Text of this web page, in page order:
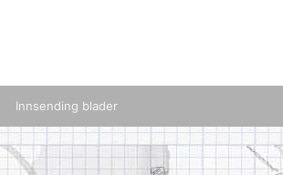
Innsending blader